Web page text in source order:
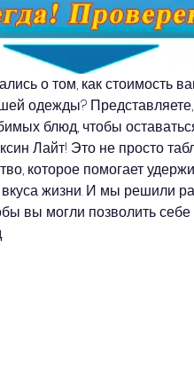
о том, как стоимость
одежды?
блюд, чтобы
Лайт! Это не просто
которое помогает
жизни. И мы решили
вы могли позволить